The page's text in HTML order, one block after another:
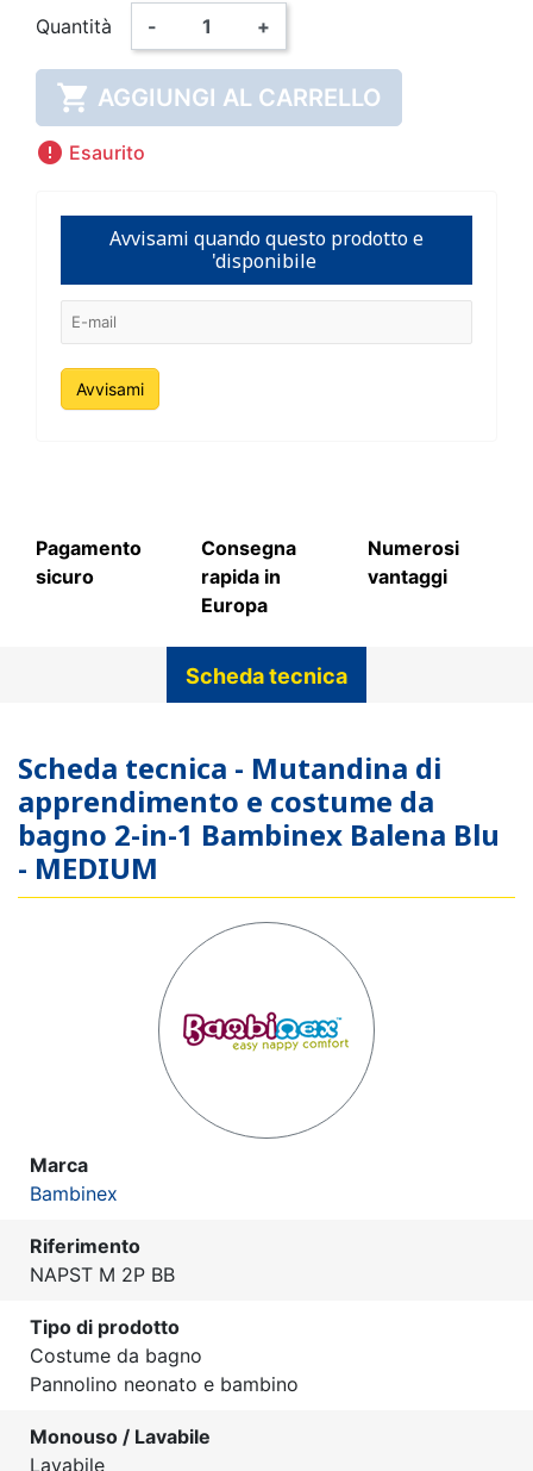
Quantità - +
 AGGIUNGI AL CARRELLO
 Esaurito
Avvisami quando questo prodotto e
'disponibile
Avvisami
Pagamento
sicuro
Consegna
rapida in
Europa
Numerosi
vantaggi
Scheda tecnica
Scheda tecnica - Mutandina di
apprendimento e costume da
bagno 2-in-1 Bambinex Balena Blu
- MEDIUM
Marca
Bambinex
Riferimento
NAPST M 2P BB
Tipo di prodotto
Costume da bagno
Pannolino neonato e bambino
Monouso / Lavabile
Lavabile